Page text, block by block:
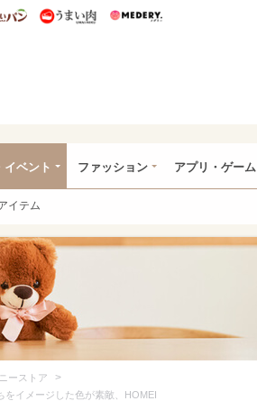
集
めし うまいパン うまい肉
イベント ファッション アプリ・ゲーム
イテム
ーストア >
をイメージした色が素敵、HOMEI